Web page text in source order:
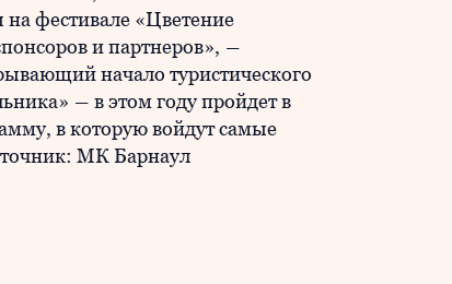
фестивале «Цветение
и партнеров», ―
начало туристического
― в этом году пройдет в
в которую войдут самые
МК Барнаул